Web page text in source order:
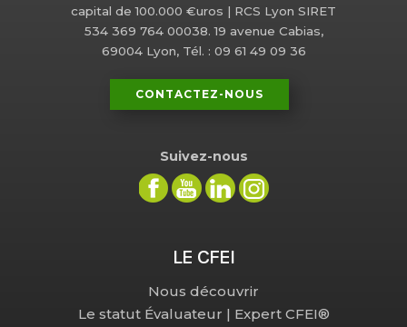
capital de 100.000 €uros | RCS Lyon SIRET
534 369 764 00038. 19 avenue Cabias,
69004 Lyon, Tél. : 09 61 49 09 36
CONTACTEZ-NOUS
Suivez-nous
LE CFEI
Nous découvrir
Le statut Évaluateur | Expert CFEI®